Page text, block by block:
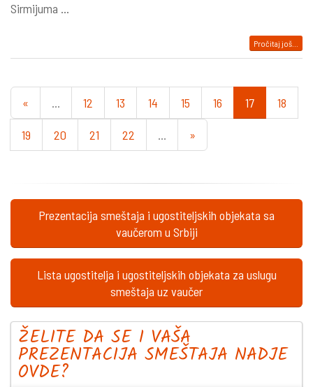
Sirmijuma ...
Pročitaj još...
« ... 12 13 14 15 16 17 18
19 20 21 22 ... »
Prezentacija smeštaja i ugostiteljskih objekata sa
vaučerom u Srbiji
Lista ugostitelja i ugostiteljskih objekata za uslugu
smeštaja uz vaučer
ŽELITE DA SE I VAŠA
PREZENTACIJA SMEŠTAJA NADJE
OVDE?